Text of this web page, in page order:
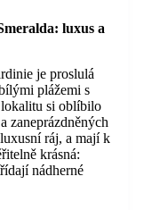
luxus a
je proslulá
plážemi s
si oblíbilo
zaneprázdněných
ráj, a mají k
krásná:
nádherné